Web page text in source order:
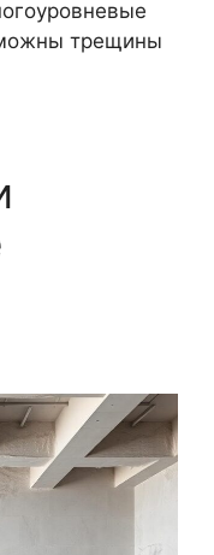
трещины